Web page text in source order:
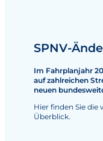
SPNV-
Im Fahrplanjahr
auf zahlreichen
neuen
Hier finden Sie
Überblick.